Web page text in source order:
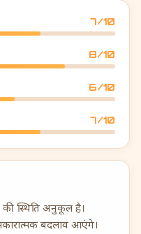
7/10
8/10
6/10
7/10
स्थिति अनुकूल है।
बदलाव आएंगे।